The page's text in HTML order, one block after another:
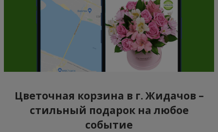
Цветочная корзина в г. Жидачов –
стильный подарок на любое
событие